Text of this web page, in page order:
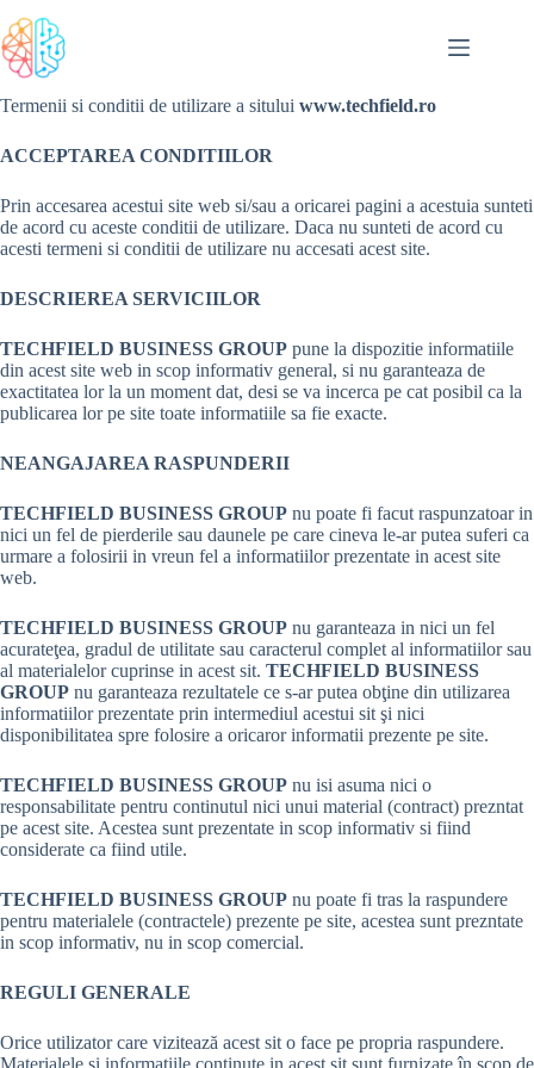
la
conținut
Termenii si conditii de utilizare a sitului www.techfield.ro
ACCEPTAREA CONDITIILOR
Prin accesarea acestui site web si/sau a oricarei pagini a acestuia sunteti
de acord cu aceste conditii de utilizare. Daca nu sunteti de acord cu
acesti termeni si conditii de utilizare nu accesati acest site.
DESCRIEREA SERVICIILOR
TECHFIELD BUSINESS GROUP pune la dispozitie informatiile
din acest site web in scop informativ general, si nu garanteaza de
exactitatea lor la un moment dat, desi se va incerca pe cat posibil ca la
publicarea lor pe site toate informatiile sa fie exacte.
NEANGAJAREA RASPUNDERII
TECHFIELD BUSINESS GROUP nu poate fi facut raspunzatoar in
nici un fel de pierderile sau daunele pe care cineva le-ar putea suferi ca
urmare a folosirii in vreun fel a informatiilor prezentate in acest site
web.
TECHFIELD BUSINESS GROUP nu garanteaza in nici un fel
acurateţea, gradul de utilitate sau caracterul complet al informatiilor sau
al materialelor cuprinse in acest sit. TECHFIELD BUSINESS
GROUP nu garanteaza rezultatele ce s-ar putea obţine din utilizarea
informatiilor prezentate prin intermediul acestui sit şi nici
disponibilitatea spre folosire a oricaror informatii prezente pe site.
TECHFIELD BUSINESS GROUP nu isi asuma nici o
responsabilitate pentru continutul nici unui material (contract) prezntat
pe acest site. Acestea sunt prezentate in scop informativ si fiind
considerate ca fiind utile.
TECHFIELD BUSINESS GROUP nu poate fi tras la raspundere
pentru materialele (contractele) prezente pe site, acestea sunt prezntate
in scop informativ, nu in scop comercial.
REGULI GENERALE
Orice utilizator care vizitează acest sit o face pe propria raspundere.
Materialele şi informatiile continute in acest sit sunt furnizate în scop de